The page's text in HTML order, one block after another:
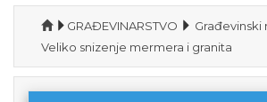
GRAĐEVINARSTVO
Građevinski
Veliko snizenje mermera i granita